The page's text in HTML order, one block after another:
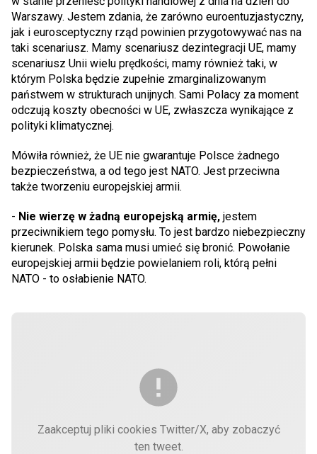
Warszawy. Jestem zdania, że zarówno euroentuzjastyczny,
jak i eurosceptyczny rząd powinien przygotowywać nas na
taki scenariusz. Mamy scenariusz dezintegracji UE, mamy
scenariusz Unii wielu prędkości, mamy również taki, w
którym Polska będzie zupełnie zmarginalizowanym
państwem w strukturach unijnych. Sami Polacy za moment
odczują koszty obecności w UE, zwłaszcza wynikające z
polityki klimatycznej.
Mówiła również, że UE nie gwarantuje Polsce żadnego
bezpieczeństwa, a od tego jest NATO. Jest przeciwna
także tworzeniu europejskiej armii.
- Nie wierzę w żadną europejską armię, jestem
przeciwnikiem tego pomysłu. To jest bardzo niebezpieczny
kierunek. Polska sama musi umieć się bronić. Powołanie
europejskiej armii będzie powielaniem roli, którą pełni
NATO - to osłabienie NATO.
Zaakceptuj pliki cookies Twitter/X, aby zobaczyć
ten tweet.